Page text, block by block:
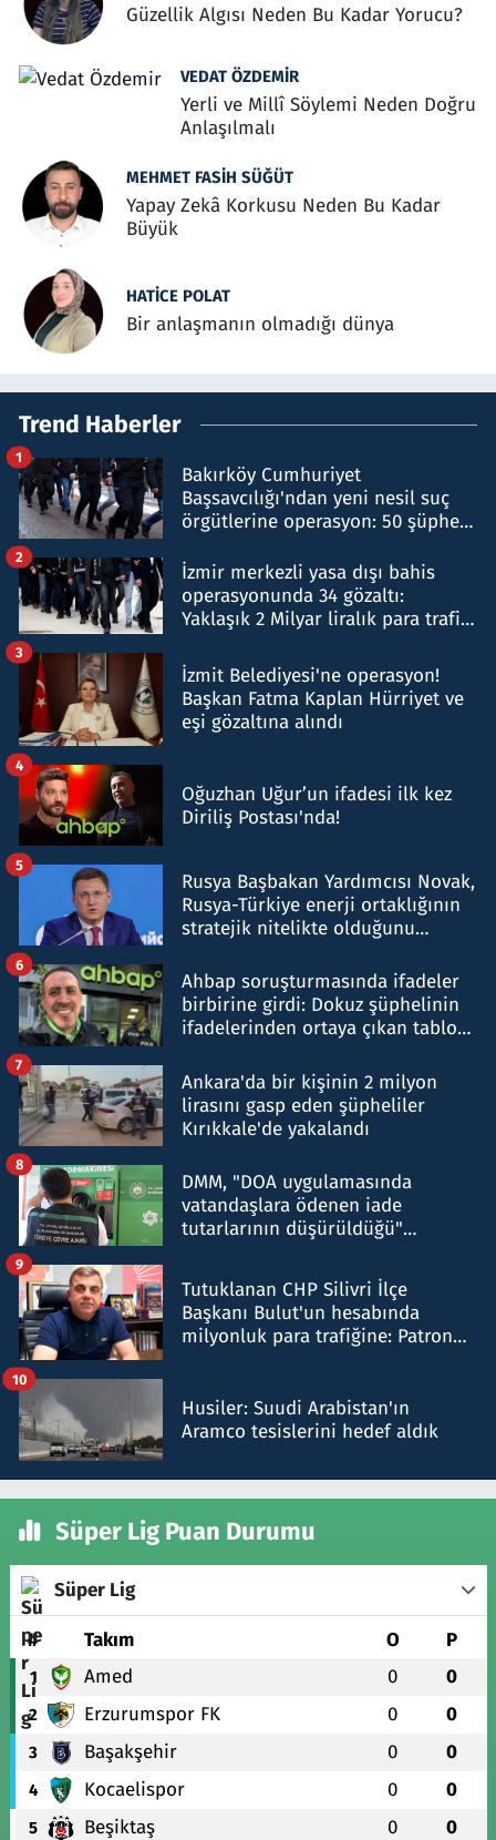
Güzellik Algısı Neden Bu Kadar Yorucu?
VEDAT ÖZDEMIR
Yerli ve Millî Söylemi Neden Doğru
Anlaşılmalı
MEHMET FASIH SÜĞÜT
Yapay Zekâ Korkusu Neden Bu Kadar
Büyük
HATICE POLAT
Bir anlaşmanın olmadığı dünya
Trend Haberler
Bakırköy Cumhuriyet
Başsavcılığı'ndan yeni nesil suç
örgütlerine operasyon: 50 şüpheli
1
İzmir merkezli yasa dışı bahis
operasyonunda 34 gözaltı:
Yaklaşık 2 Milyar liralık para trafiği
2
İzmit Belediyesi'ne operasyon!
Başkan Fatma Kaplan Hürriyet ve
eşi gözaltına alındı
3
Oğuzhan Uğur’un ifadesi ilk kez
Diriliş Postası'nda!
4
Rusya Başbakan Yardımcısı Novak,
Rusya-Türkiye enerji ortaklığının
stratejik nitelikte olduğunu
5
Ahbap soruşturmasında ifadeler
birbirine girdi: Dokuz şüphelinin
ifadelerinden ortaya çıkan tablo
6
Ankara'da bir kişinin 2 milyon
lirasını gasp eden şüpheliler
Kırıkkale'de yakalandı
7
DMM, "DOA uygulamasında
vatandaşlara ödenen iade
tutarlarının düşürüldüğü"
8
Tutuklanan CHP Silivri İlçe
Başkanı Bulut'un hesabında
milyonluk para trafiğine: Patron
9
Husiler: Suudi Arabistan'ın
Aramco tesislerini hedef aldık
10
Süper Lig Puan Durumu
Süper Lig
# Takım O P
1 Amed 0 0
2 Erzurumspor FK 0 0
3 Başakşehir 0 0
4 Kocaelispor 0 0
5 Beşiktaş 0 0